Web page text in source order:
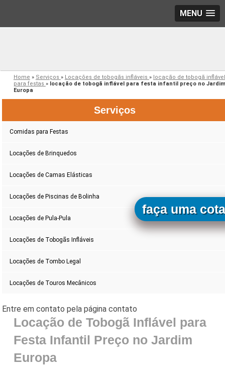
MENU
Home » Serviços » Locações de tobogãs infláveis » locação de tobogã inflável
para festas » locação de tobogã inflável para festa infantil preço no Jardim
Europa
Serviços
Comidas para Festas
Locações de Brinquedos
Locações de Camas Elásticas
Locações de Piscinas de Bolinha
Locações de Pula-Pula
Locações de Tobogãs Infláveis
Locações de Tombo Legal
Locações de Touros Mecânicos
Locação de Tobogã Inflável para
Festa Infantil Preço no Jardim
Europa
faça uma